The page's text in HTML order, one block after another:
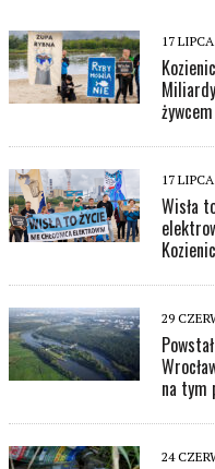
17
żywcem
17
Wisła
29
na tym
24